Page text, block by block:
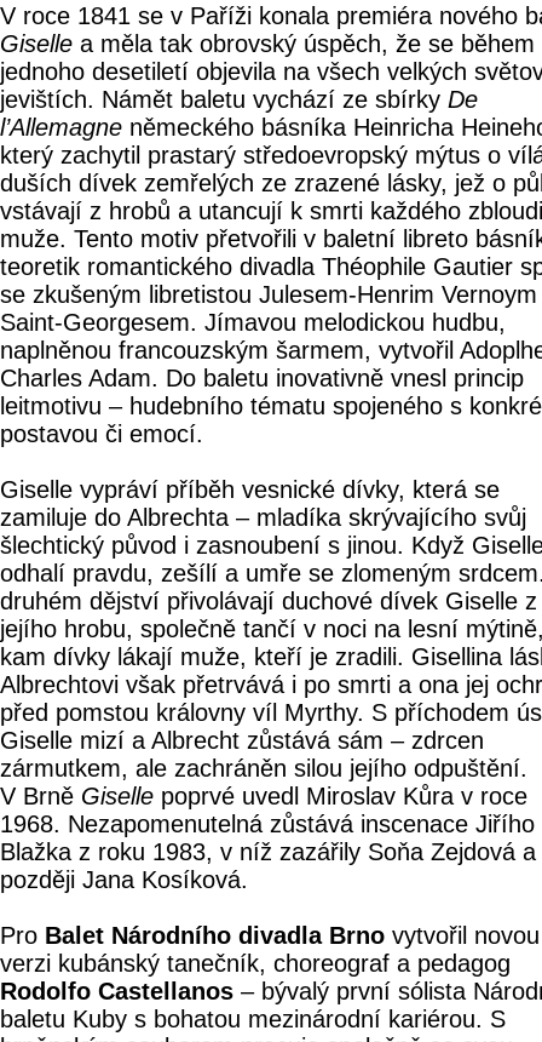
V roce 1841 se v Paříži konala premiéra nového
Giselle a měla tak obrovský úspěch, že se během
jednoho desetiletí objevila na všech velkých
jevištích. Námět baletu vychází ze sbírky De
l’Allemagne německého básníka Heinricha
který zachytil prastarý středoevropský mýtus o
duších dívek zemřelých ze zrazené lásky, jež o
vstávají z hrobů a utancují k smrti každého
muže. Tento motiv přetvořili v baletní libreto
teoretik romantického divadla Théophile Gautier
se zkušeným libretistou Julesem-Henrim
Saint-Georgesem. Jímavou melodickou hudbu,
naplněnou francouzským šarmem, vytvořil
Charles Adam. Do baletu inovativně vnesl princip
leitmotivu – hudebního tématu spojeného s
postavou či emocí.
Giselle vypráví příběh vesnické dívky, která se
zamiluje do Albrechta – mladíka skrývajícího svůj
šlechtický původ i zasnoubení s jinou. Když
odhalí pravdu, zešílí a umře se zlomeným
druhém dějství přivolávají duchové dívek Giselle z
jejího hrobu, společně tančí v noci na lesní
kam dívky lákají muže, kteří je zradili. Gisellina
Albrechtovi však přetrvává i po smrti a ona jej
před pomstou královny víl Myrthy. S příchodem
Giselle mizí a Albrecht zůstává sám – zdrcen
zármutkem, ale zachráněn silou jejího odpuštění.
V Brně Giselle poprvé uvedl Miroslav Kůra v roce
1968. Nezapomenutelná zůstává inscenace Jiřího
Blažka z roku 1983, v níž zazářily Soňa Zejdová a
později Jana Kosíková.
Pro Balet Národního divadla Brno vytvořil novou
verzi kubánský tanečník, choreograf a pedagog
Rodolfo Castellanos – bývalý první sólista
baletu Kuby s bohatou mezinárodní kariérou. S